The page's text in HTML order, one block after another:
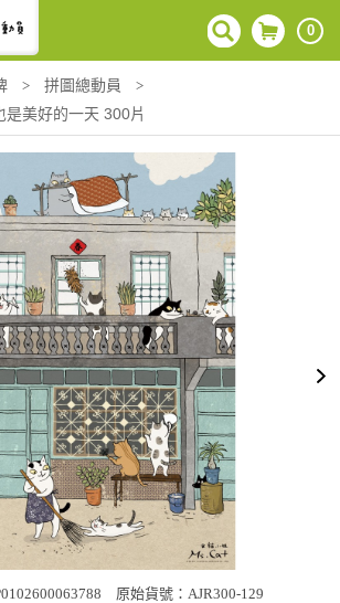
0
> 拼圖總動員 >
美好的一天 300片
原始貨號：AJR300-129